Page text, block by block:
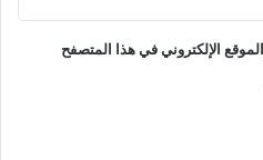
الإلكتروني في هذا المتصفح